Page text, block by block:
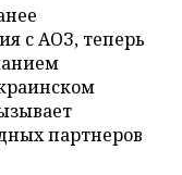
с АОЗ, теперь
партнеров